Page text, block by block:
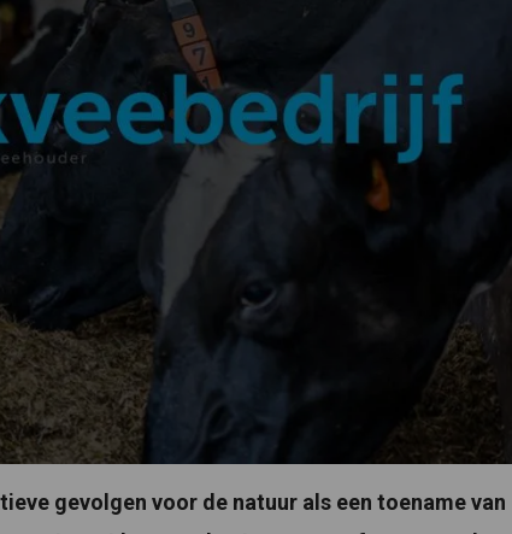
gevolgen voor de natuur als een toename van